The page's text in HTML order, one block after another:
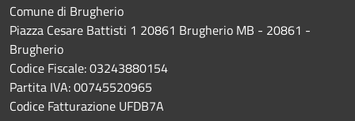
Comune di Brugherio
Piazza Cesare Battisti 1 20861 Brugherio MB - 20861 -
Brugherio
Codice Fiscale: 03243880154
Partita IVA: 00745520965
Codice Fatturazione UFDB7A